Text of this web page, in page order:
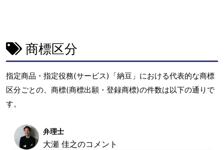
商標区分
指定商品・指定役務(サービス)「納豆」における代表的な商標
区分ごとの、商標(商標出願・登録商標)の件数は以下の通りで
す。
弁理士
大瀬 佳之のコメント